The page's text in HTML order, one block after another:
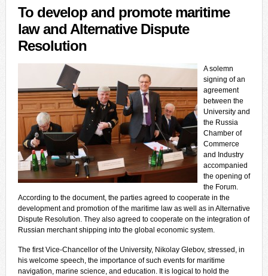
To develop and promote maritime
law and Alternative Dispute
Resolution
A solemn
signing of an
agreement
between the
University and
the Russia
Chamber of
Commerce
and Industry
accompanied
the opening of
the Forum.
According to the document, the parties agreed to cooperate in the
development and promotion of the maritime law as well as in Alternative
Dispute Resolution. They also agreed to cooperate on the integration of
Russian merchant shipping into the global economic system.
The first Vice-Chancellor of the University, Nikolay Glebov, stressed, in
his welcome speech, the importance of such events for maritime
navigation, marine science, and education. It is logical to hold the